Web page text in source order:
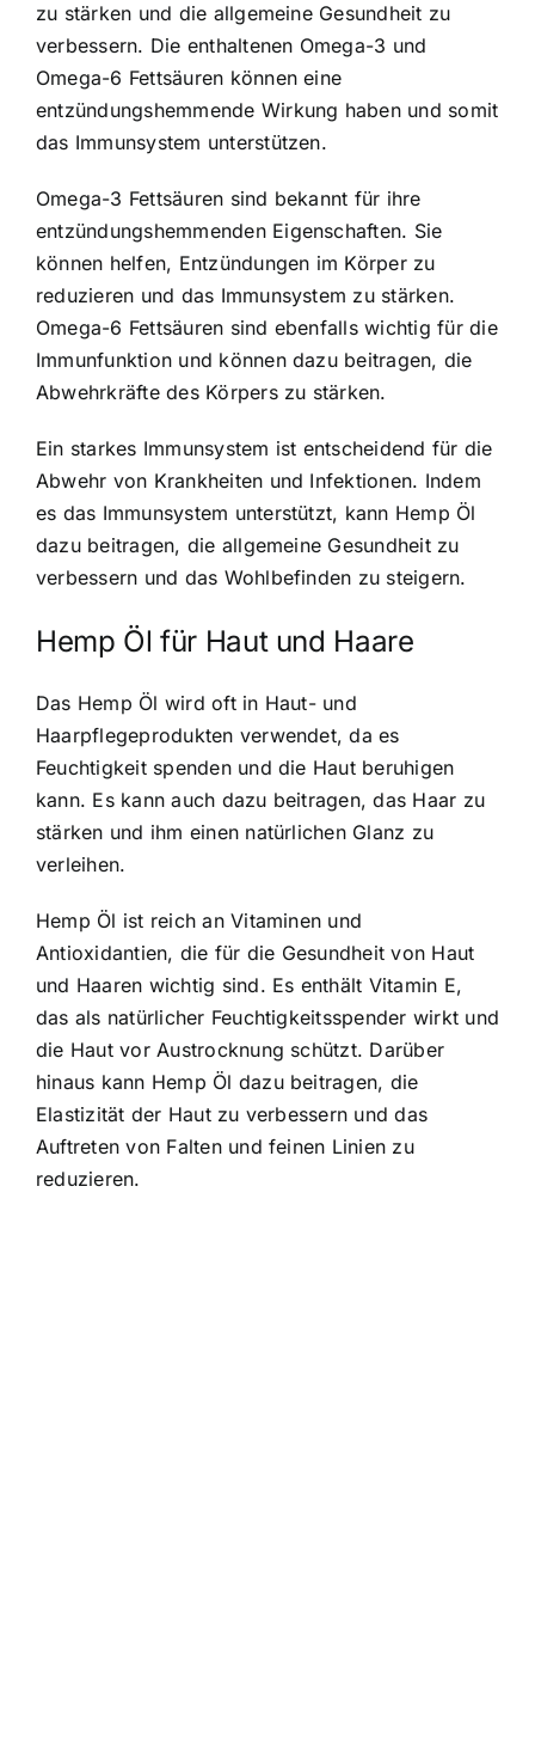
zu stärken und die allgemeine Gesundheit zu
verbessern. Die enthaltenen Omega-3 und
Omega-6 Fettsäuren können eine
entzündungshemmende Wirkung haben und somit
das Immunsystem unterstützen.
Omega-3 Fettsäuren sind bekannt für ihre
entzündungshemmenden Eigenschaften. Sie
können helfen, Entzündungen im Körper zu
reduzieren und das Immunsystem zu stärken.
Omega-6 Fettsäuren sind ebenfalls wichtig für die
Immunfunktion und können dazu beitragen, die
Abwehrkräfte des Körpers zu stärken.
Ein starkes Immunsystem ist entscheidend für die
Abwehr von Krankheiten und Infektionen. Indem
es das Immunsystem unterstützt, kann Hemp Öl
dazu beitragen, die allgemeine Gesundheit zu
verbessern und das Wohlbefinden zu steigern.
Hemp Öl für Haut und Haare
Das Hemp Öl wird oft in Haut- und
Haarpflegeprodukten verwendet, da es
Feuchtigkeit spenden und die Haut beruhigen
kann. Es kann auch dazu beitragen, das Haar zu
stärken und ihm einen natürlichen Glanz zu
verleihen.
Hemp Öl ist reich an Vitaminen und
Antioxidantien, die für die Gesundheit von Haut
und Haaren wichtig sind. Es enthält Vitamin E,
das als natürlicher Feuchtigkeitsspender wirkt und
die Haut vor Austrocknung schützt. Darüber
hinaus kann Hemp Öl dazu beitragen, die
Elastizität der Haut zu verbessern und das
Auftreten von Falten und feinen Linien zu
reduzieren.